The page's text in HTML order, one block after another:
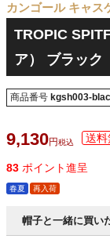
カンゴール キャス
TROPIC
ア） ブラック
商品番号 kgsh003-
9,130 税込
83 ポイント進呈
春夏 再入荷
帽子と一緒に買い